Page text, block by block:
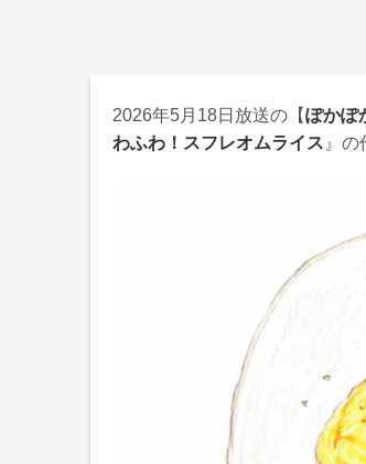
2026年5月18日 放送の【ぽかぽ
わふわ！スフレオムライス 』の